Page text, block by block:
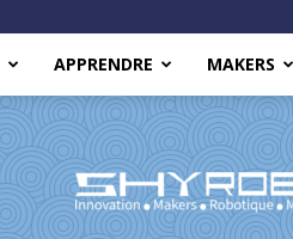
APPRENDRE MAKERS